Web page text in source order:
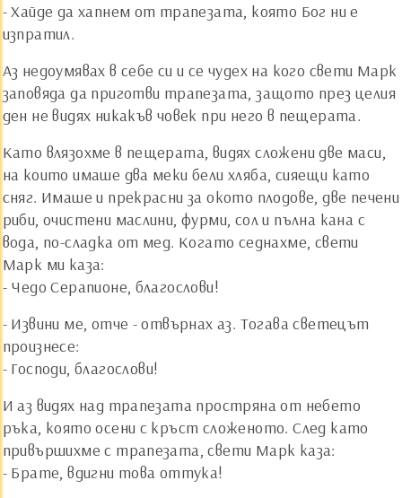
- Хайде да хапнем от трапезата, която Бог ни е
изпратил.
Аз недоумявах в себе си и се чудех на кого свети Марк
заповяда да приготви трапезата, защото през целия
ден не видях никакъв човек при него в пещерата.
Като влязохме в пещерата, видях сложени две маси,
на които имаше два меки бели хляба, сияещи като
сняг. Имаше и прекрасни за окото плодове, две печени
риби, очистени маслини, фурми, сол и пълна кана с
вода, по-сладка от мед. Когато седнахме, свети
Марк ми каза:
- Чедо Серапионе, благослови!
- Извини ме, отче - отвърнах аз. Тогава светецът
произнесе:
- Господи, благослови!
И аз видях над трапезата простряна от небето
ръка, която осени с кръст сложеното. След като
привършихме с трапезата, свети Марк каза:
- Брате, вдигни това оттука!